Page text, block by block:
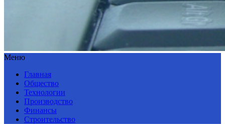
Меню
Главная
Общество
Технологии
Производство
Финансы
Строительство